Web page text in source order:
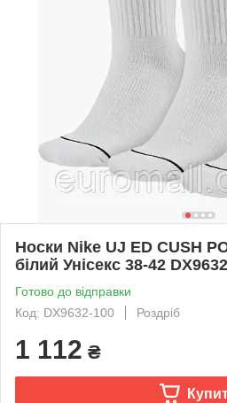
Носки Nike UJ ED CUSH
білий Унісекс 38-42
Готово до відправки
Код: DX9632-100
Роздріб
1 112 ₴